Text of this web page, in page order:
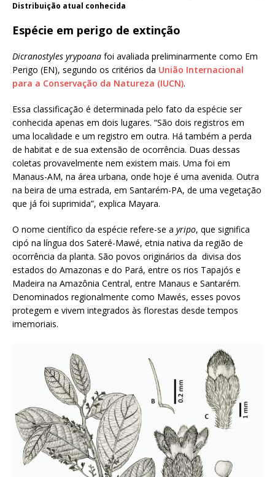
Distribuição atual conhecida
Espécie em perigo de extinção
Dicranostyles yrypoana foi avaliada preliminarmente como Em
Perigo (EN), segundo os critérios da União Internacional
para a Conservação da Natureza (IUCN).
Essa classificação é determinada pelo fato da espécie ser
conhecida apenas em dois lugares. “São dois registros em
uma localidade e um registro em outra. Há também a perda
de habitat e de sua extensão de ocorrência. Duas dessas
coletas provavelmente nem existem mais. Uma foi em
Manaus-AM, na área urbana, onde hoje é uma avenida. Outra
na beira de uma estrada, em Santarém-PA, de uma vegetação
que já foi suprimida”, explica Mayara.
O nome científico da espécie refere-se a yripo, que significa
cipó na língua dos Sateré-Mawé, etnia nativa da região de
ocorrência da planta. São povos originários da divisa dos
estados do Amazonas e do Pará, entre os rios Tapajós e
Madeira na Amazônia Central, entre Manaus e Santarém.
Denominados regionalmente como Mawés, esses povos
protegem e vivem integrados às florestas desde tempos
imemoriais.